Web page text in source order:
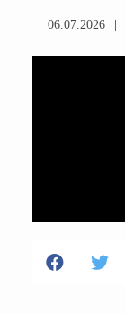
06.07.2026